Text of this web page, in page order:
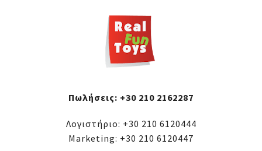
Πωλήσεις: +30 210 2162287
Λογιστήριο: +30 210 6120444
Marketing: +30 210 6120447